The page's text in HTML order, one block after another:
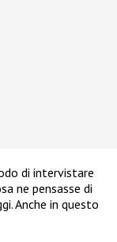
di intervistare
ne pensasse di
Anche in questo